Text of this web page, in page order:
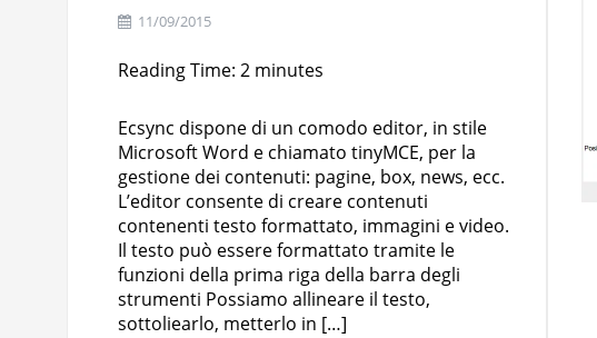
11/09/2015
Reading Time: 2 minutes
Ecsync dispone di un comodo editor, in stile
Microsoft Word e chiamato tinyMCE, per la
gestione dei contenuti: pagine, box, news, ecc.
L’editor consente di creare contenuti
contenenti testo formattato, immagini e video.
Il testo può essere formattato tramite le
funzioni della prima riga della barra degli
strumenti Possiamo allineare il testo,
sottoliearlo, metterlo in […]